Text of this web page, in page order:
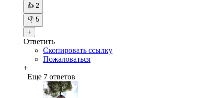
👍 2
👎 5
+
Ответить
Скопировать ссылку
Пожаловаться
+
Еще 7 ответов